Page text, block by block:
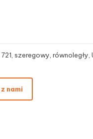
szeregowy,
nami